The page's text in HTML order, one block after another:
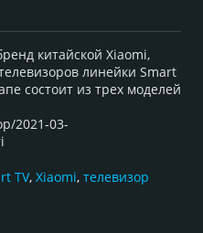
китайской Xiaomi,
линейки Smart
состоит из трех моделей
2021-03-
TV, Xiaomi, телевизор